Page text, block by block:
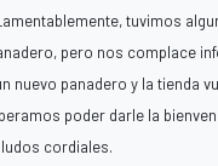
tuvimos
pero nos complace
nuevo panadero y la tienda
poder darle la
cordiales.